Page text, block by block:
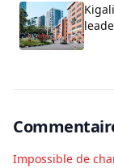
Impossible de